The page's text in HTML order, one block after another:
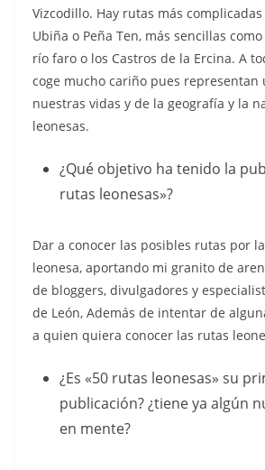
Vizcodillo. Hay rutas más
Ubiña o Peña Ten, más sencillas
río faro o los Castros de la Ercina. A
coge mucho cariño pues representan
nuestras vidas y de la geografía y la
leonesas.
¿Qué objetivo ha tenido la
rutas leonesas»?
Dar a conocer las posibles rutas por
leonesa, aportando mi granito de
de bloggers, divulgadores y
de León, Además de intentar de
a quien quiera conocer las rutas
¿Es «50 rutas leonesas» su
publicación? ¿tiene ya algún
en mente?